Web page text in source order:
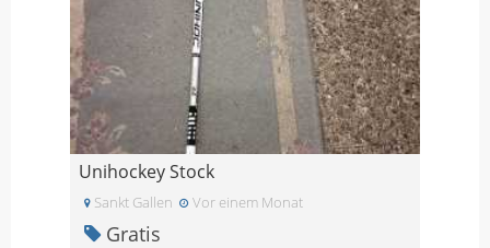
Unihockey Stock
Sankt Gallen Vor einem Monat
Gratis